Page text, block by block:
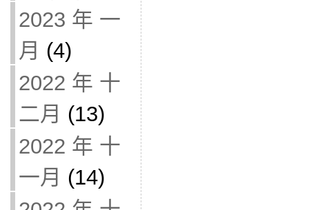
2023 年 一
月 (4)
2022 年 十
二月 (13)
2022 年 十
一月 (14)